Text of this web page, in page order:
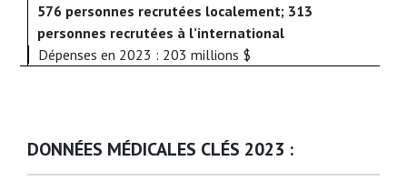
576 personnes recrutées localement; 313
personnes recrutées à l’international
Dépenses en 2023 : 203 millions $
DONNÉES MÉDICALES CLÉS 2023 :